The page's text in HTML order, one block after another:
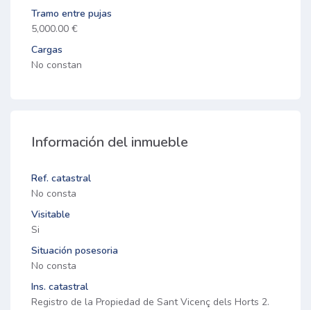
Tramo entre pujas
5,000.00 €
Cargas
No constan
Información del inmueble
Ref. catastral
No consta
Visitable
Si
Situación posesoria
No consta
Ins. catastral
Registro de la Propiedad de Sant Vicenç dels Horts 2.